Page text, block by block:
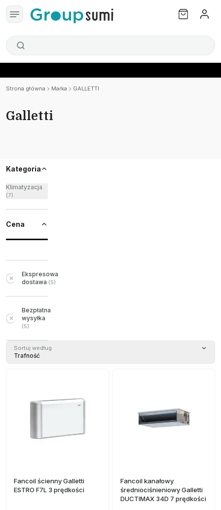
Strona główna Marka GALLETTI
Galletti
Kategoria
Klimatyzacja
(7)
Cena
Ekspresowa
dostawa (5)
Bezpłatna
wysyłka
(5)
Sortuj według
Trafność
Fancoil ścienny Galletti
ESTRO F7L 3 prędkości
Fancoil kanałowy
średniociśnieniowy Galletti
DUCTIMAX 34D 7 prędkości